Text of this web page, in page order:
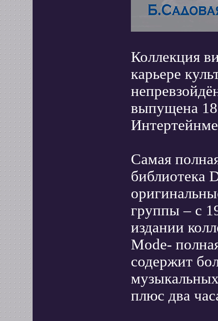
Коллекция
карьере
выпущена
Самая
библиотека
группы – с
издании
Mode-
содержит
плюс два